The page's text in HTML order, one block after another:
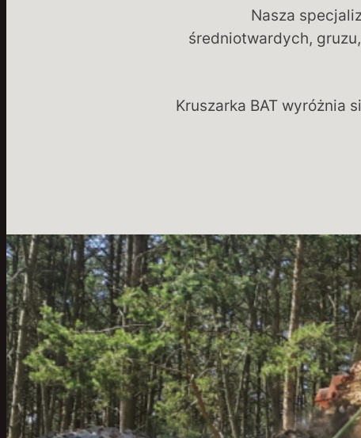
Nasza
średniotwardych,
Kruszarka BAT wyróżnia